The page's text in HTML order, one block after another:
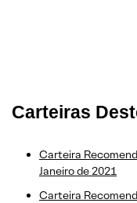
Carteiras
Carteira
Janeiro de 2021
Carteira